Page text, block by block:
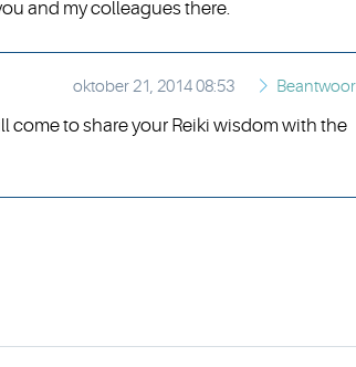
and my colleagues there.
oktober 21, 2014 08:53
come to share your Reiki wisdom with the